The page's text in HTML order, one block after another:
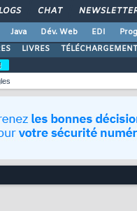
CHAT
Java Dév. Web EDI
LIVRES